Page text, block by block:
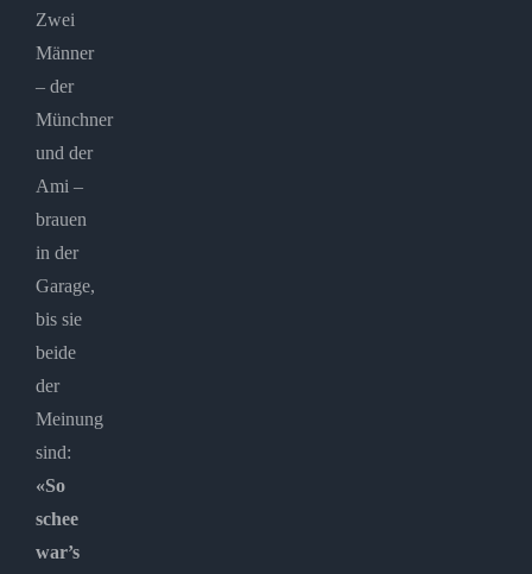
Zwei
Männer
– der
Münchner
und der
Ami –
brauen
in der
Garage,
bis sie
beide
der
Meinung
sind:
«So
schee
war’s